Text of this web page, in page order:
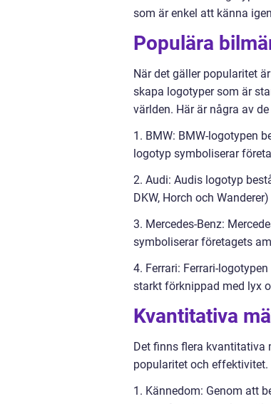
som är enkel att känna
Populära
När det gäller popularitet
skapa logotyper som är
världen. Här är några av
1. BMW: BMW-logotypen
logotyp symboliserar
2. Audi: Audis logotyp
DKW, Horch och
3. Mercedes-Benz:
symboliserar företagets
4. Ferrari: Ferrari-
starkt förknippad med lyx
Kvantitativa
Det finns flera kvantitativa
popularitet och
1. Kännedom: Genom att